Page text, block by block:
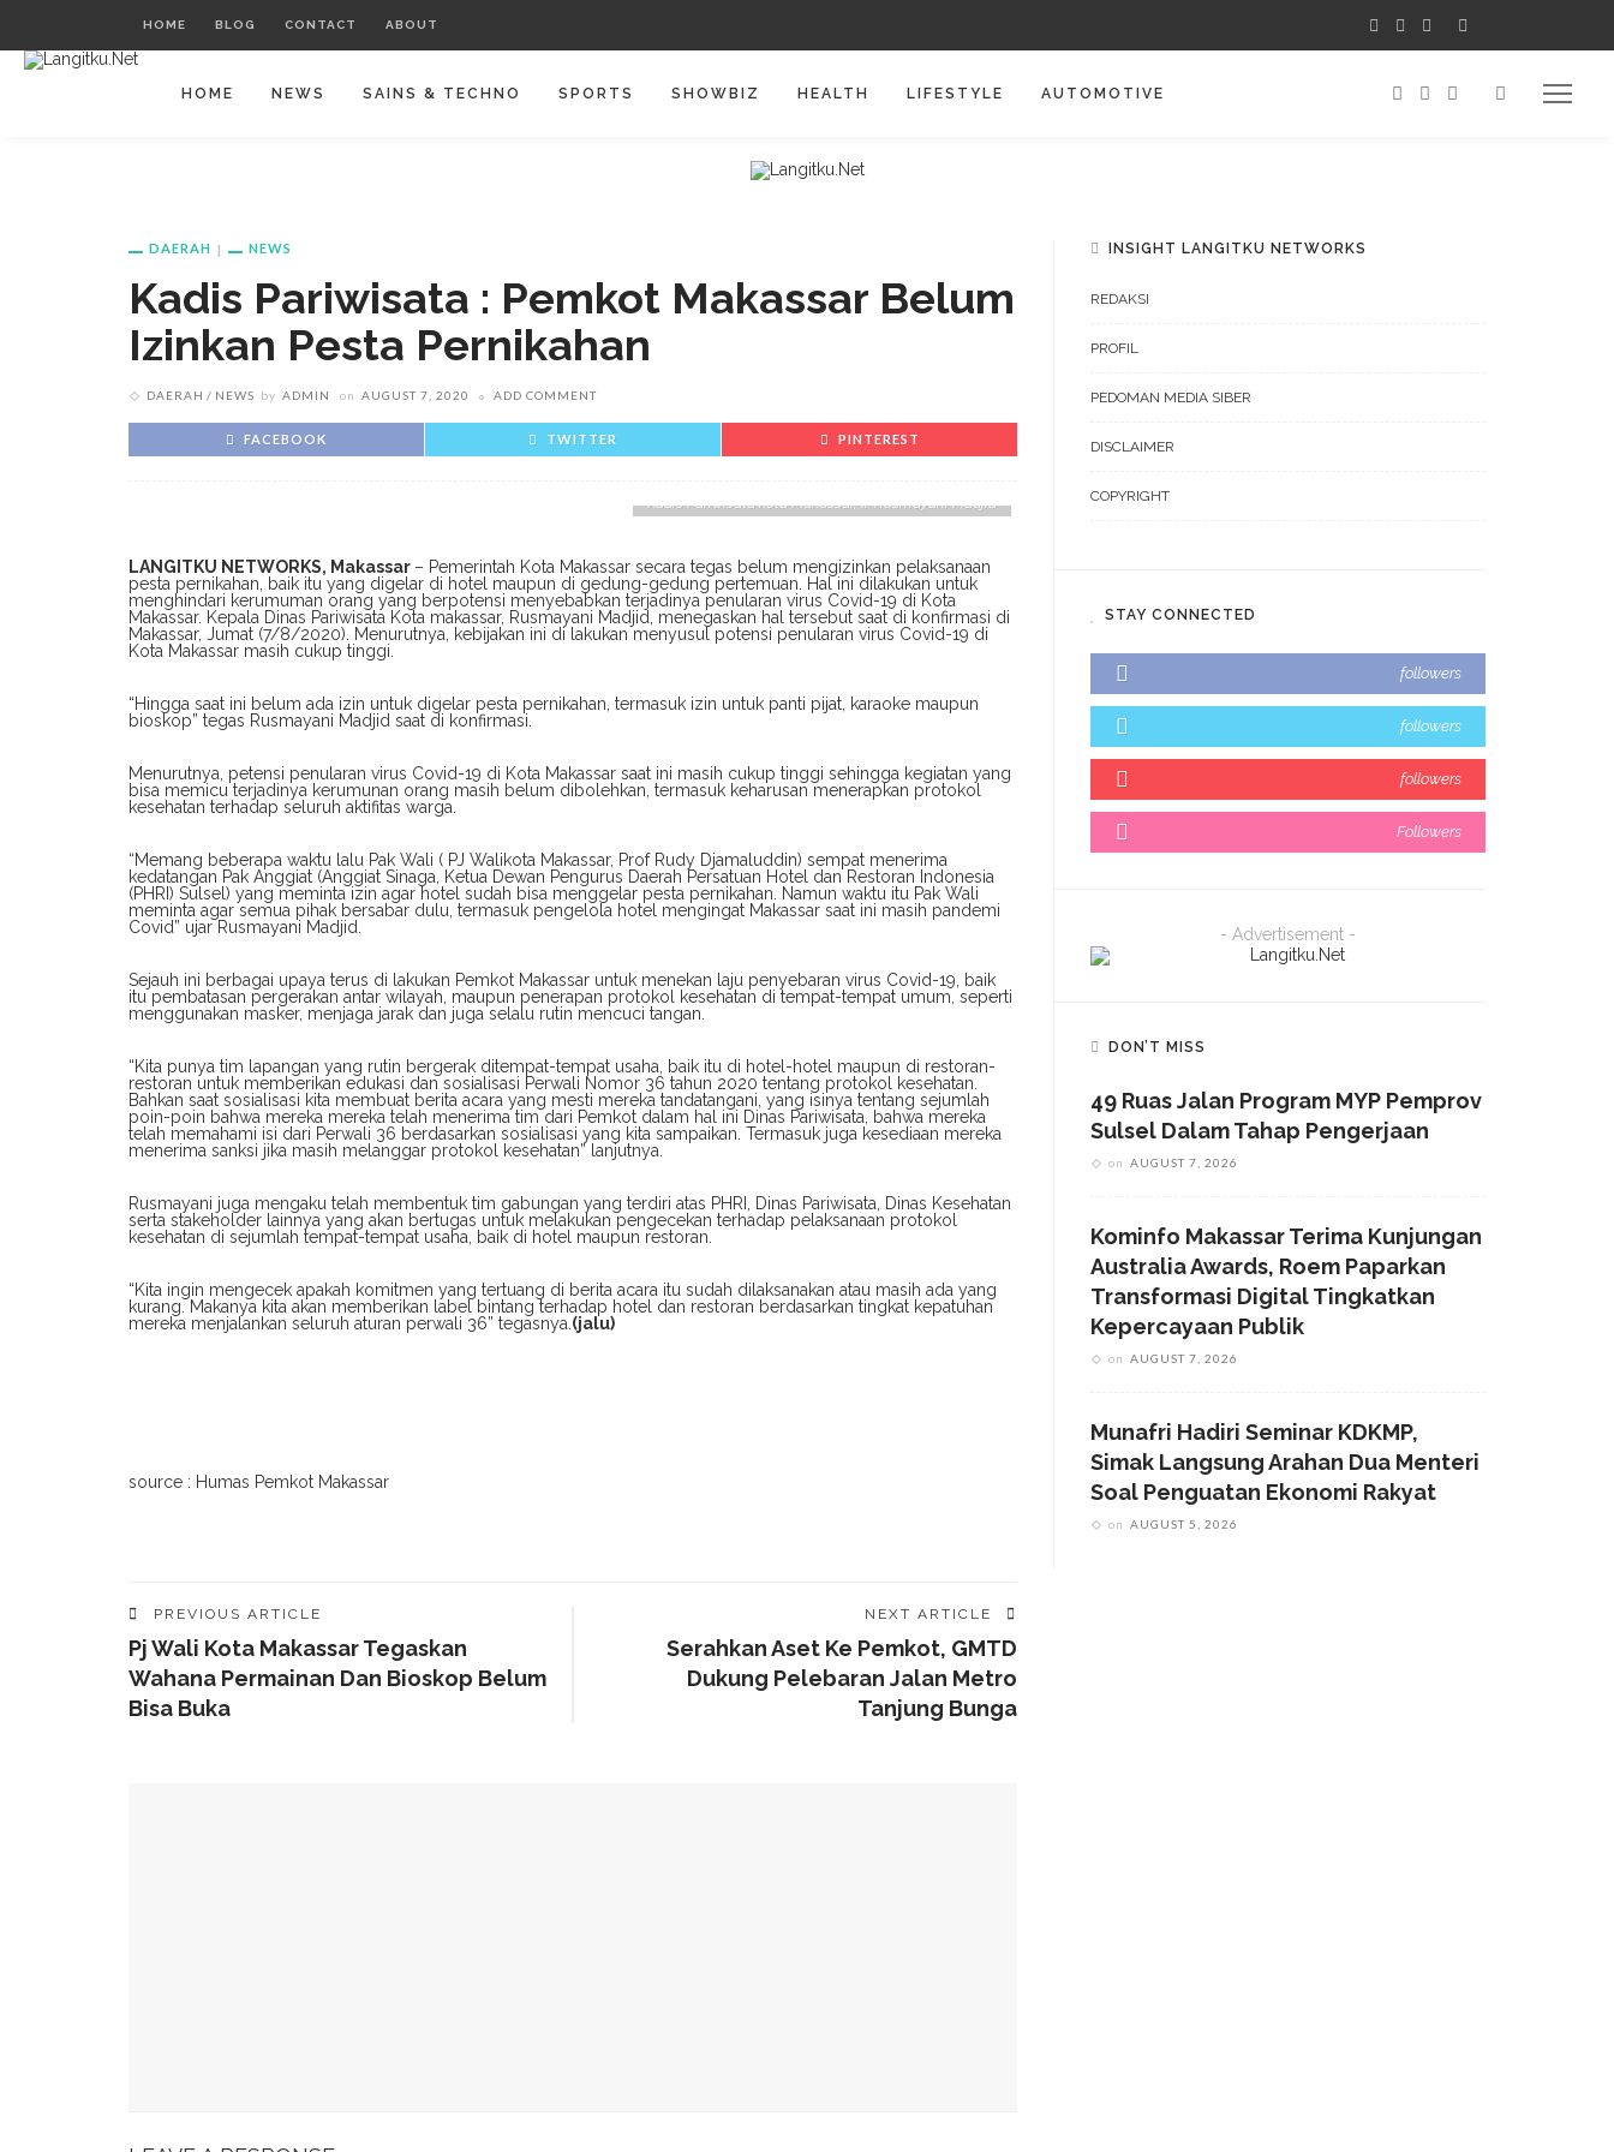
HOME BLOG CONTACT ABOUT
HOME NEWS SAINS & TECHNO SPORTS SHOWBIZ HEALTH LIFESTYLE AUTOMOTIVE
DAERAH NEWS
Kadis Pariwisata : Pemkot Makassar Belum
Izinkan Pesta Pernikahan
DAERAH NEWS by ADMIN on AUGUST 7, 2020 ADD COMMENT
FACEBOOK TWITTER PINTEREST
Kadis Pariwisata kota Makassar, Ir. Rusmayani Madjid
LANGITKU NETWORKS, Makassar – Pemerintah Kota Makassar secara tegas belum mengizinkan pelaksanaan
pesta pernikahan, baik itu yang digelar di hotel maupun di gedung-gedung pertemuan. Hal ini dilakukan untuk
menghindari kerumuman orang yang berpotensi menyebabkan terjadinya penularan virus Covid-19 di Kota
Makassar. Kepala Dinas Pariwisata Kota makassar, Rusmayani Madjid, menegaskan hal tersebut saat di konfirmasi di
Makassar, Jumat (7/8/2020). Menurutnya, kebijakan ini di lakukan menyusul potensi penularan virus Covid-19 di
Kota Makassar masih cukup tinggi.
“Hingga saat ini belum ada izin untuk digelar pesta pernikahan, termasuk izin untuk panti pijat, karaoke maupun
bioskop” tegas Rusmayani Madjid saat di konfirmasi.
Menurutnya, petensi penularan virus Covid-19 di Kota Makassar saat ini masih cukup tinggi sehingga kegiatan yang
bisa memicu terjadinya kerumunan orang masih belum dibolehkan, termasuk keharusan menerapkan protokol
kesehatan terhadap seluruh aktifitas warga.
“Memang beberapa waktu lalu Pak Wali ( PJ Walikota Makassar, Prof Rudy Djamaluddin) sempat menerima
kedatangan Pak Anggiat (Anggiat Sinaga, Ketua Dewan Pengurus Daerah Persatuan Hotel dan Restoran Indonesia
(PHRI) Sulsel) yang meminta izin agar hotel sudah bisa menggelar pesta pernikahan. Namun waktu itu Pak Wali
meminta agar semua pihak bersabar dulu, termasuk pengelola hotel mengingat Makassar saat ini masih pandemi
Covid” ujar Rusmayani Madjid.
Sejauh ini berbagai upaya terus di lakukan Pemkot Makassar untuk menekan laju penyebaran virus Covid-19, baik
itu pembatasan pergerakan antar wilayah, maupun penerapan protokol kesehatan di tempat-tempat umum, seperti
menggunakan masker, menjaga jarak dan juga selalu rutin mencuci tangan.
“Kita punya tim lapangan yang rutin bergerak ditempat-tempat usaha, baik itu di hotel-hotel maupun di restoran-
restoran untuk memberikan edukasi dan sosialisasi Perwali Nomor 36 tahun 2020 tentang protokol kesehatan.
Bahkan saat sosialisasi kita membuat berita acara yang mesti mereka tandatangani, yang isinya tentang sejumlah
poin-poin bahwa mereka mereka telah menerima tim dari Pemkot dalam hal ini Dinas Pariwisata, bahwa mereka
telah memahami isi dari Perwali 36 berdasarkan sosialisasi yang kita sampaikan. Termasuk juga kesediaan mereka
menerima sanksi jika masih melanggar protokol kesehatan” lanjutnya.
Rusmayani juga mengaku telah membentuk tim gabungan yang terdiri atas PHRI, Dinas Pariwisata, Dinas Kesehatan
serta stakeholder lainnya yang akan bertugas untuk melakukan pengecekan terhadap pelaksanaan protokol
kesehatan di sejumlah tempat-tempat usaha, baik di hotel maupun restoran.
“Kita ingin mengecek apakah komitmen yang tertuang di berita acara itu sudah dilaksanakan atau masih ada yang
kurang. Makanya kita akan memberikan label bintang terhadap hotel dan restoran berdasarkan tingkat kepatuhan
mereka menjalankan seluruh aturan perwali 36” tegasnya. (jalu)
source : Humas Pemkot Makassar
PREVIOUS ARTICLE
Pj Wali Kota Makassar Tegaskan
Wahana Permainan Dan Bioskop Belum
Bisa Buka
NEXT ARTICLE
Serahkan Aset Ke Pemkot, GMTD
Dukung Pelebaran Jalan Metro
Tanjung Bunga
INSIGHT LANGITKU NETWORKS
REDAKSI
PROFIL
PEDOMAN MEDIA SIBER
DISCLAIMER
COPYRIGHT
STAY CONNECTED
followers
followers
followers
Followers
- Advertisement -
DON’T MISS
49 Ruas Jalan Program MYP Pemprov
Sulsel Dalam Tahap Pengerjaan
on AUGUST 7, 2026
Kominfo Makassar Terima Kunjungan
Australia Awards, Roem Paparkan
Transformasi Digital Tingkatkan
Kepercayaan Publik
on AUGUST 7, 2026
Munafri Hadiri Seminar KDKMP,
Simak Langsung Arahan Dua Menteri
Soal Penguatan Ekonomi Rakyat
on AUGUST 5, 2026